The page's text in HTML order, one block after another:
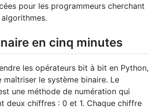
pour les programmeurs cherchant
en cinq minutes
les opérateurs bit à bit en Python,
maîtriser le système binaire. Le
une méthode de numération qui
deux chiffres : 0 et 1. Chaque chiffre